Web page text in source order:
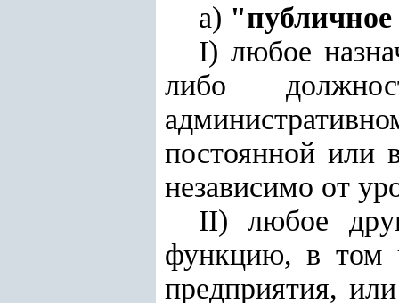
а)
I) любое
либо
постоянной или
независимо от
II) любое
функцию, в том
предприятия,